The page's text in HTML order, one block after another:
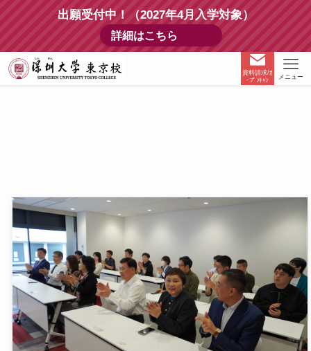
出願受付中！（2027年4月入学対象）
詳細はこちら
資料請求/ｵ
ｰﾌﾟﾝｷｬﾝ
メニュー